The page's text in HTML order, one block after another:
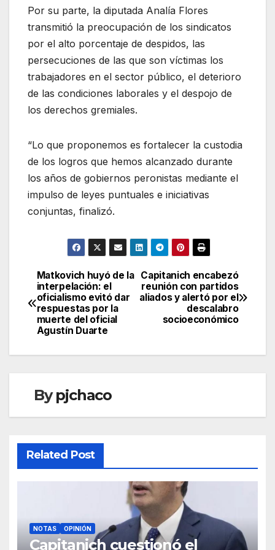
Por su parte, la diputada Analía Flores
transmitió la preocupación de los sindicatos
por el alto porcentaje de despidos, las
persecuciones de las que son víctimas los
trabajadores en el sector público, el deterioro
de las condiciones laborales y el despojo de
los derechos gremiales.
“Lo que proponemos es fortalecer la custodia
de los logros que hemos alcanzado durante
los años de gobiernos peronistas mediante el
impulso de leyes puntuales e iniciativas
conjuntas, finalizó.
Navegación
de
entradas
Capitanich encabezó
reunión con partidos
aliados y alertó por el
descalabro
socioeconómico
Matkovich huyó de la
interpelación: el
oficialismo evitó dar
respuestas por la
muerte del oficial
Agustín Duarte
Bypjchaco
Related Post
NOTAS OPINIÓN
Capitanich cuestionó el